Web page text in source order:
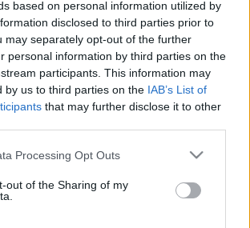
based on personal information utilized by
disclosed to third parties prior to
may separately opt-out of the further
personal information by third parties on the
participants. This information may
by us to third parties on the IAB’s List of
that may further disclose it to other
website/app uses one or more Google
visit or usage behaviour. You may click to
to Google and its third-party tags to
below specified purposes in below Google
Processing Opt Outs
out of the Sharing of my
megismételni, ezért hirdették meg ezt
hozzá.
arról, hogy tavaly ősszela vár
és veszélyelhárítási terveztetése is
Nemzeti Kulturális Alapból, illetve az
szakemberek önkéntes munkája
a Kulturális Örökségvédelmi Hivatal, az
Baráti Kör összefogásával. A vár